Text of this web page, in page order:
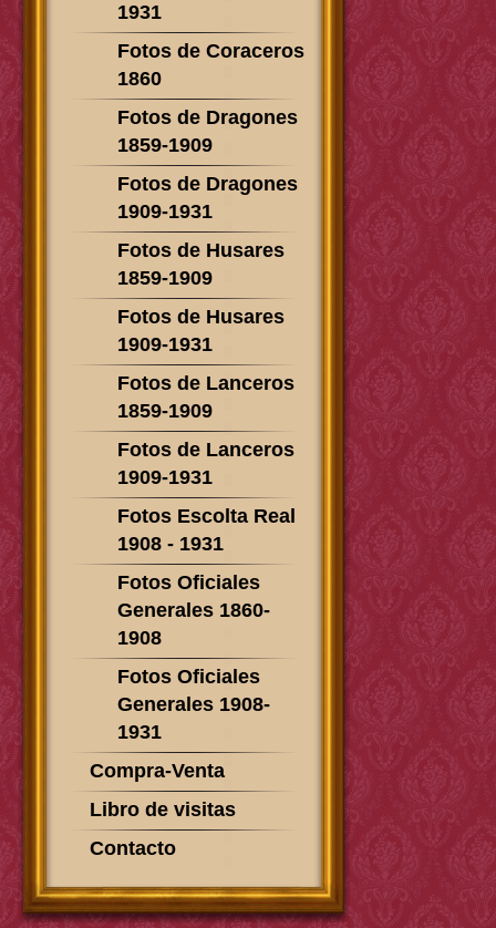
1931
Fotos de Coraceros
1860
Fotos de Dragones
1859-1909
Fotos de Dragones
1909-1931
Fotos de Husares
1859-1909
Fotos de Husares
1909-1931
Fotos de Lanceros
1859-1909
Fotos de Lanceros
1909-1931
Fotos Escolta Real
1908 - 1931
Fotos Oficiales
Generales 1860-
1908
Fotos Oficiales
Generales 1908-
1931
Compra-Venta
Libro de visitas
Contacto